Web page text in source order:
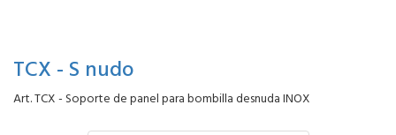
TCX - S nudo
Art. TCX - Soporte de panel para bombilla desnuda INOX